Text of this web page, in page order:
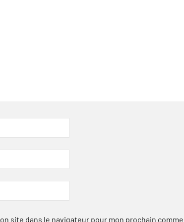
site dans le navigateur pour mon prochain